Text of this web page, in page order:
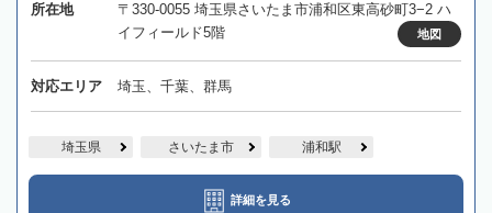
所在地
〒330-0055 埼玉県さいたま市浦和区東高砂町3−2 ハ
イフィールド5階
地図
対応エリア 埼玉、千葉、群馬
埼玉県 さいたま市 浦和駅
詳細を見る